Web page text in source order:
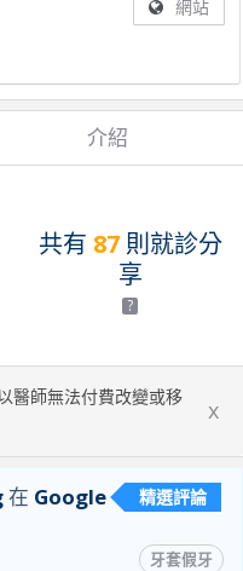
網站
介紹
共有 87則就診分
享
?
醫師無法付費改變或移
x
在 Google
精選評論
牙套假牙